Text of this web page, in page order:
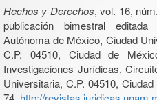
Hechos y Derechos, vol. 16,
publicación bimestral
Autónoma de México, Ciudad
C.P. 04510, Ciudad de
Investigaciones Jurídicas,
Universitaria, C.P. 04510,